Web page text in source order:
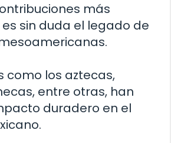
más
sin duda el legado de
como los aztecas,
entre otras, han
duradero en el